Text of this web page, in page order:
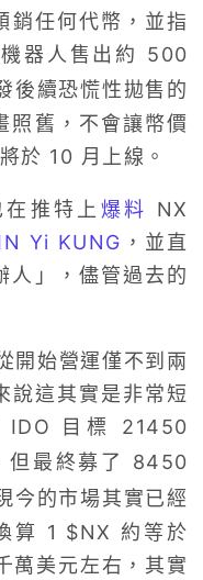
銷任何代幣，並指
器人售出約 500
後續恐慌性拋售的
照舊，不會讓幣價
於 10 月上線。
推特上 爆料
NX
Yi KUNG ，並直
人」，儘管過去的
開始營運僅不到兩
說這其實是非常短
IDO 目標 21450
最終募了 8450
今的市場其實已經
算 1 $NX 約等於
萬美元左右，其實